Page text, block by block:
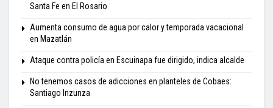
Santa Fe en El Rosario
Aumenta consumo de agua por calor y temporada vacacional
en Mazatlán
Ataque contra policía en Escuinapa fue dirigido, indica alcalde
No tenemos casos de adicciones en planteles de Cobaes:
Santiago Inzunza